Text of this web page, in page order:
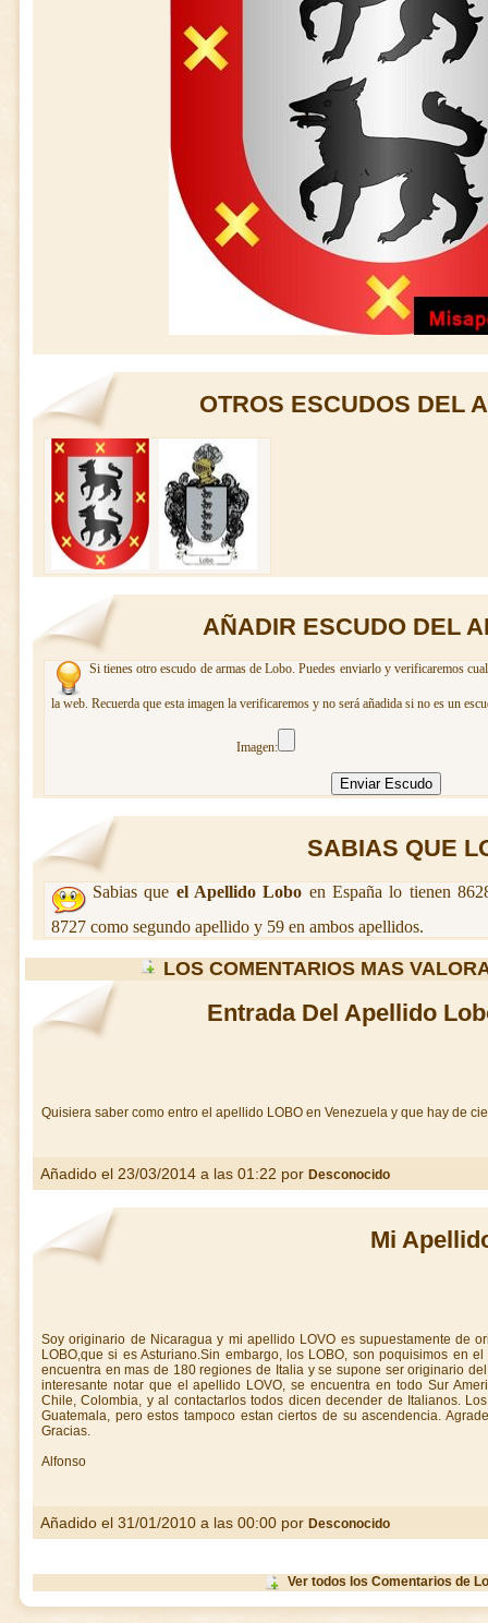
OTROS ESCUDOS DEL
AÑADIR ESCUDO DEL
Si tienes otro escudo de armas de Lobo. Puedes enviarlo y verificaremos
la web. Recuerda que esta imagen la verificaremos y no será añadida si no es un
Imagen:
SABIAS QUE
Sabias que el Apellido Lobo en España lo tienen
8727 como segundo apellido y 59 en ambos apellidos.
LOS COMENTARIOS MAS
Entrada Del Apellido
Quisiera saber como entro el apellido LOBO en Venezuela y que hay de
Añadido el 23/03/2014 a las 01:22 por Desconocido
Mi
Soy originario de Nicaragua y mi apellido LOVO es supuestamente de
LOBO,que si es Asturiano.Sin embargo, los LOBO, son poquisimos en
encuentra en mas de 180 regiones de Italia y se supone ser originario
interesante notar que el apellido LOVO, se encuentra en todo Sur
Chile, Colombia, y al contactarlos todos dicen decender de Italianos.
Guatemala, pero estos tampoco estan ciertos de su ascendencia.
Gracias.
Alfonso
Añadido el 31/01/2010 a las 00:00 por Desconocido
Ver todos los Comentarios de